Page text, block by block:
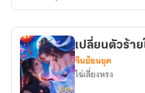
เปลี่ยนตัวร้า
จีนย้อนยุค
ไฉ่เลี่ยงหรง